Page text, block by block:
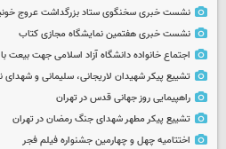
نشست خبری سخنگوی ستاد بزرگداشت عروج
نشست خبری هفتمین نمایشگاه مجازی کتاب
اجتماع خانواده دانشگاه آزاد اسلامی جهت بیعت
تشییع پیکر شهیدان لاریجانی، سلیمانی و شهدای
راهپیمایی روز جهانی قدس در تهران
تشییع پیکر مطهر شهدای جنگ رمضان در تهران
اختتامیه چهل و چهارمین جشنواره فیلم فجر